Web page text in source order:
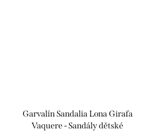
Garvalín Sandalia Lona Girafa
Vaquere - Sandály dětské